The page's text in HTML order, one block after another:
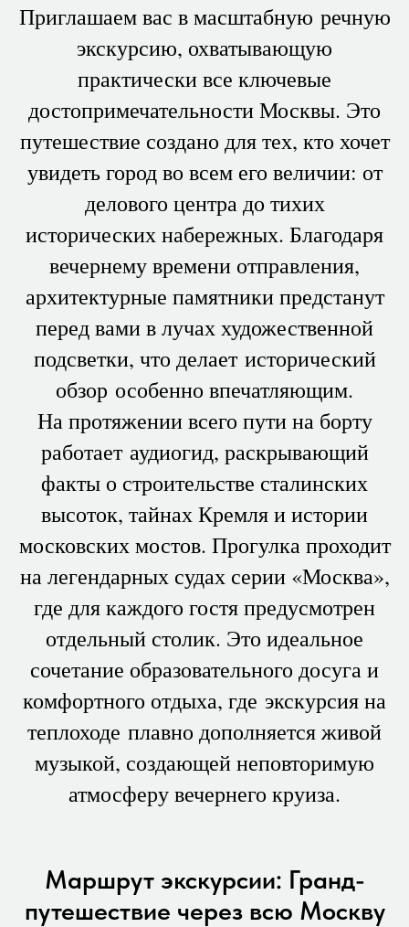
Приглашаем вас в масштабную речную
экскурсию, охватывающую
практически все ключевые
достопримечательности Москвы. Это
путешествие создано для тех, кто хочет
увидеть город во всем его величии: от
делового центра до тихих
исторических набережных. Благодаря
вечернему времени отправления,
архитектурные памятники предстанут
перед вами в лучах художественной
подсветки, что делает исторический
обзор особенно впечатляющим.
На протяжении всего пути на борту
работает аудиогид, раскрывающий
факты о строительстве сталинских
высоток, тайнах Кремля и истории
московских мостов. Прогулка проходит
на легендарных судах серии «Москва»,
где для каждого гостя предусмотрен
отдельный столик. Это идеальное
сочетание образовательного досуга и
комфортного отдыха, где экскурсия на
теплоходе плавно дополняется живой
музыкой, создающей неповторимую
атмосферу вечернего круиза.
Маршрут экскурсии: Гранд-
путешествие через всю Москву